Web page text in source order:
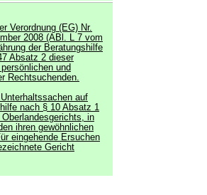
Verordnung (EG) Nr.
2008 (ABl. L 7 vom
der Beratungshilfe
Absatz 2 dieser
und
Rechtsuchenden.
auf
nach § 10 Absatz 1
in
ihren gewöhnlichen
eingehende Ersuchen
Gericht